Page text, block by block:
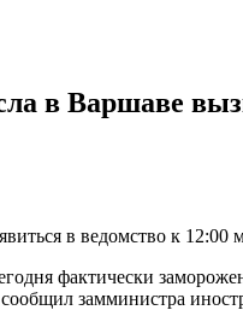
в Варшаве
в ведомство к 12:00
фактически
замминистра